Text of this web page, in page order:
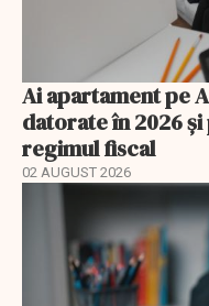
Ai apartament pe
datorate în 2026
regimul fiscal
02 AUGUST 2026